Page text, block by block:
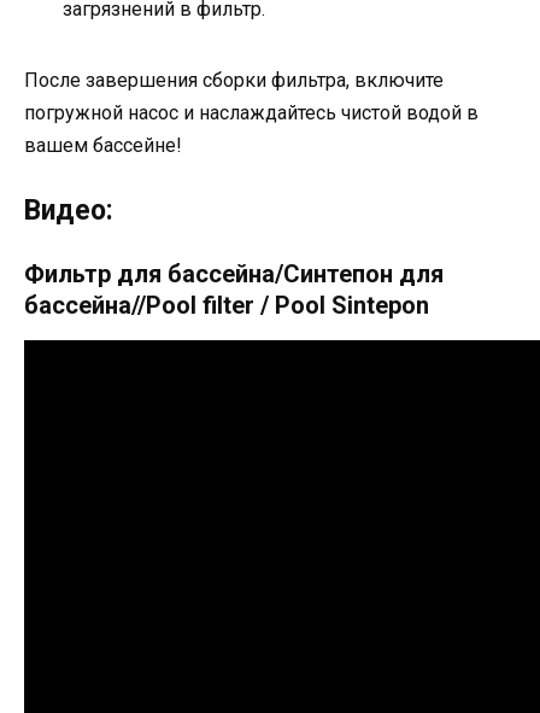
загрязнений в фильтр.
После завершения сборки фильтра, включите
погружной насос и наслаждайтесь чистой водой в
вашем бассейне!
Видео:
Фильтр для бассейна/Синтепон для
бассейна//Pool filter / Pool Sintepon